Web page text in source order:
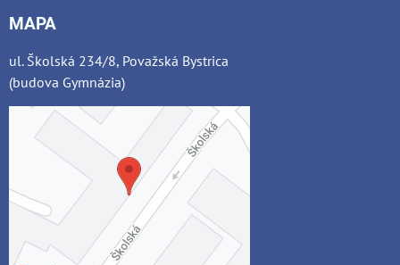
MAPA
ul. Školská 234/8, Považská Bystrica
(budova Gymnázia)